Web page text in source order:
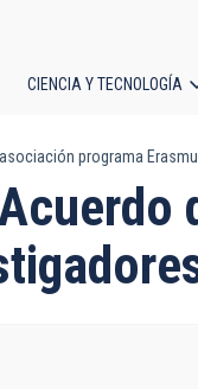
CIENCIA Y TECNOLOGÍA
programa